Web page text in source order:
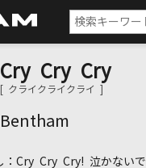
Cry Cry Cry
[ クライクライクライ ]
Bentham
Cry Cry Cry! 泣かないで